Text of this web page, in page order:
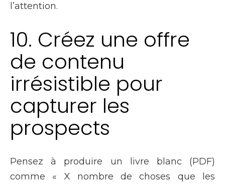
l’attention.
10. Créez une offre
de contenu
irrésistible pour
capturer les
prospects
Pensez à produire un livre blanc (PDF)
comme « X nombre de choses que les